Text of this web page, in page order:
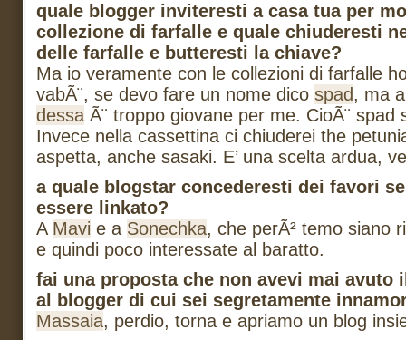
quale blogger inviteresti a casa tua per
collezione di farfalle e quale chiuderesti
delle farfalle e butteresti la chiave?
Ma io veramente con le collezioni di farfalle
vabÃ¨, se devo fare un nome dico spad, ma
dessa Ã¨ troppo giovane per me. CioÃ¨ spad
Invece nella cassettina ci chiuderei the
aspetta, anche sasaki. E’ una scelta ardua,
a quale blogstar concederesti dei favori
essere linkato?
A Mavi e a Sonechka, che perÃ² temo siano
e quindi poco interessate al baratto.
fai una proposta che non avevi mai avuto
al blogger di cui sei segretamente
Massaia, perdio, torna e apriamo un blog